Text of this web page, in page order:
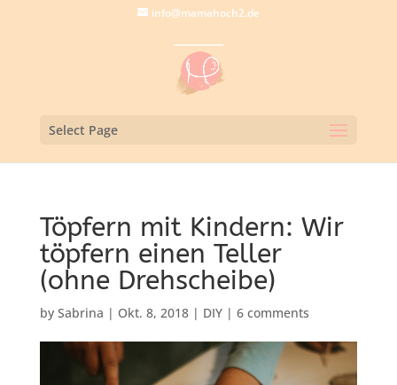
info@mamahoch2.de
Select Page
Töpfern mit Kindern: Wir
töpfern einen Teller
(ohne Drehscheibe)
by Sabrina | Okt. 8, 2018| DIY| 6 comments